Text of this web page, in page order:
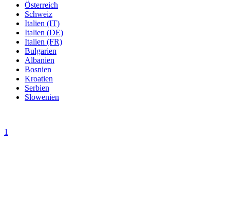
Österreich
Schweiz
Italien (IT)
Italien (DE)
Italien (FR)
Bulgarien
Albanien
Bosnien
Kroatien
Serbien
Slowenien
1